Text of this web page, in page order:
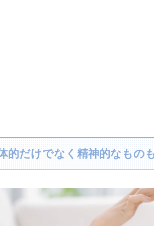
的だけでなく精神的なもの